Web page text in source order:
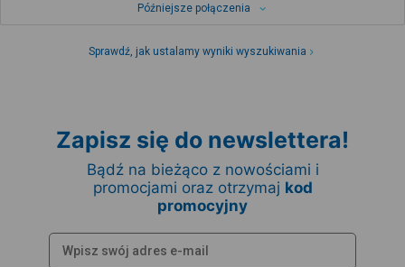
Późniejsze połączenia
Sprawdź, jak ustalamy wyniki wyszukiwania
Zapisz się do newslettera!
Bądź na bieżąco z nowościami i
promocjami oraz otrzymaj kod
promocyjny